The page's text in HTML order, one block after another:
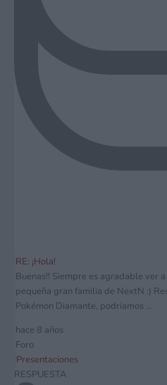
RE: ¡Hola!
Buenas!! Siempre es agradable ver
pequeña gran familia de NextN :)
Pokémon Diamante, podríamos ...
hace 8 años
Foro
Presentaciones
RESPUESTA